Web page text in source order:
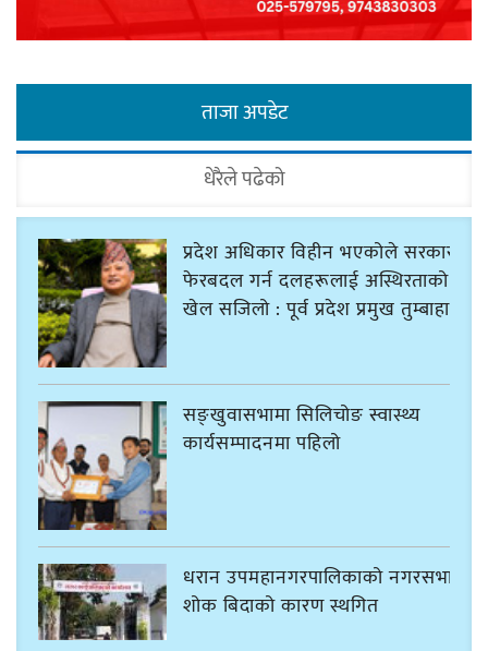
ताजा अपडेट
धेरैले पढेको
प्रदेश अधिकार विहीन भएकोले सरकार
फेरबदल गर्न दलहरूलाई अस्थिरताको
खेल सजिलो : पूर्व प्रदेश प्रमुख तुम्बाहाङ
सङ्खुवासभामा सिलिचोङ स्वास्थ्य
कार्यसम्पादनमा पहिलो
धरान उपमहानगरपालिकाको नगरसभा
शोक बिदाको कारण स्थगित